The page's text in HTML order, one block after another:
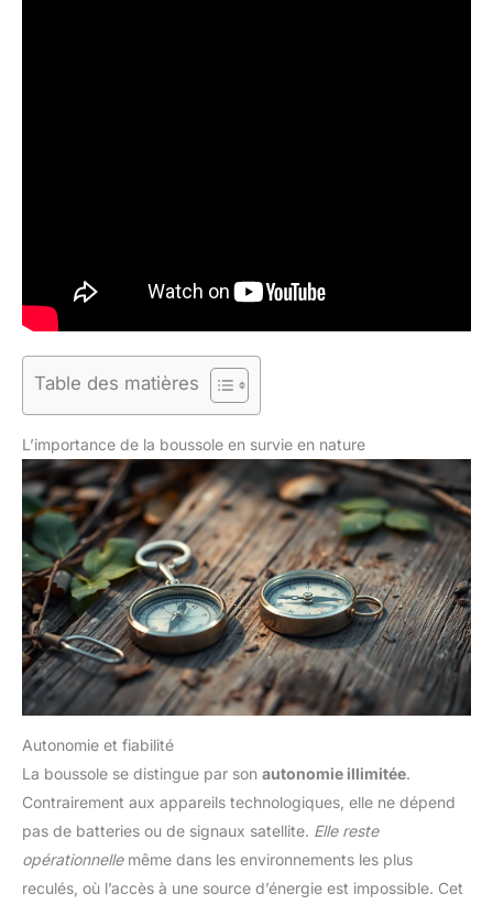
Table des matières
L’importance de la boussole en survie en nature
Autonomie et fiabilité
La boussole se distingue par son autonomie illimitée.
Contrairement aux appareils technologiques, elle ne dépend
pas de batteries ou de signaux satellite. Elle reste
opérationnellemême dans les environnements les plus
reculés, où l’accès à une source d’énergie est impossible. Cet